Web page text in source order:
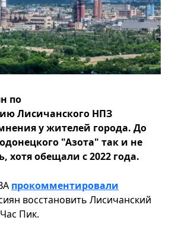
по
Лисичанского НПЗ
у жителей города. До
"Азота" так и не
хотя обещали с 2022 года.
прокомментировали
восстановить Лисичанский
Пик.